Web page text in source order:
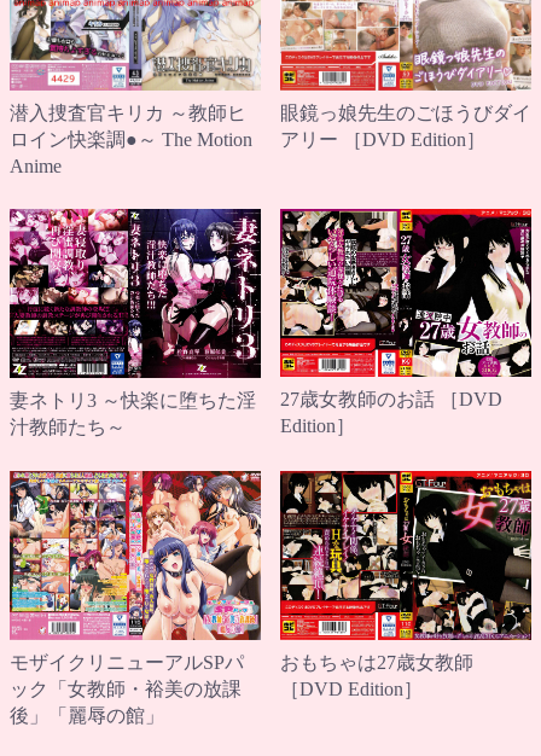
潜入捜査官キリカ ～教師ヒ
ロイン快楽調●～ The Motion
Anime
眼鏡っ娘先生のごほうびダイ
アリー ［DVD Edition］
妻ネトリ3 ～快楽に堕ちた淫
汁教師たち～
27歳女教師のお話 ［DVD
Edition］
モザイクリニューアルSPパ
ック「女教師・裕美の放課
後」「麗辱の館」
おもちゃは27歳女教師
［DVD Edition］